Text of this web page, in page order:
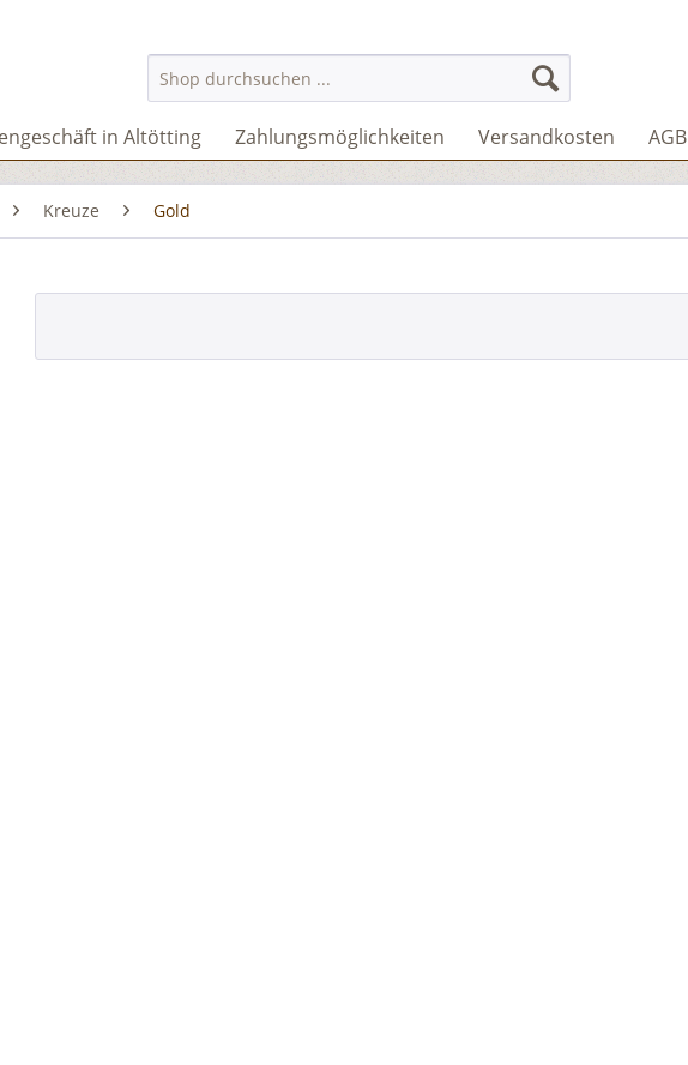
in Altötting Zahlungsmöglichkeiten Versandkosten AGB
Kreuze Gold